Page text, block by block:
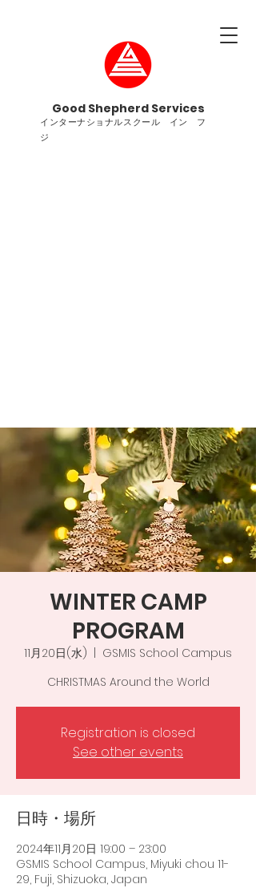
Good Shepherd Services
インターナショナルスクール イン フ
ジ
WINTER CAMP
PROGRAM
11月20日(水)
GSMIS School Campus
CHRISTMAS Around the World
Registration is closed
See other events
日時・場所
2024年11月20日 19:00 – 23:00
GSMIS School Campus, Miyuki chou 11-
29, Fuji, Shizuoka, Japan